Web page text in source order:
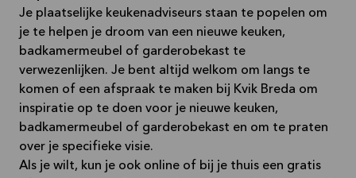
Je plaatselijke keukenadviseurs staan te popelen om
je te helpen je droom van een nieuwe keuken,
badkamermeubel of garderobekast te
verwezenlijken. Je bent altijd welkom om langs te
komen of een afspraak te maken bij Kvik Breda om
inspiratie op te doen voor je nieuwe keuken,
badkamermeubel of garderobekast en om te praten
over je specifieke visie.
Als je wilt, kun je ook online of bij je thuis een gratis